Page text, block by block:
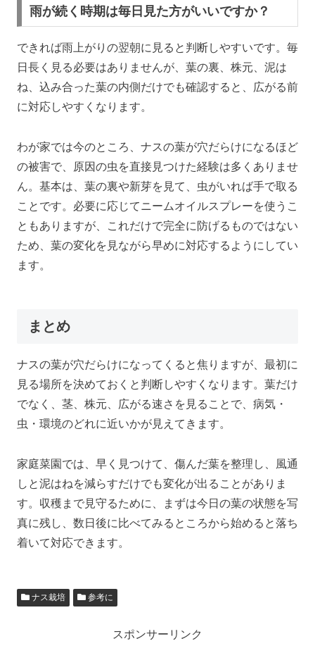
雨が続く時期は毎日見た方がいいですか？
できれば雨上がりの翌朝に見ると判断しやすいです。毎
日長く見る必要はありませんが、葉の裏、株元、泥は
ね、込み合った葉の内側だけでも確認すると、広がる前
に対応しやすくなります。
わが家では今のところ、ナスの葉が穴だらけになるほど
の被害で、原因の虫を直接見つけた経験は多くありませ
ん。基本は、葉の裏や新芽を見て、虫がいれば手で取る
ことです。必要に応じてニームオイルスプレーを使うこ
ともありますが、これだけで完全に防げるものではない
ため、葉の変化を見ながら早めに対応するようにしてい
ます。
まとめ
ナスの葉が穴だらけになってくると焦りますが、最初に
見る場所を決めておくと判断しやすくなります。葉だけ
でなく、茎、株元、広がる速さを見ることで、病気・
虫・環境のどれに近いかが見えてきます。
家庭菜園では、早く見つけて、傷んだ葉を整理し、風通
しと泥はねを減らすだけでも変化が出ることがありま
す。収穫まで見守るために、まずは今日の葉の状態を写
真に残し、数日後に比べてみるところから始めると落ち
着いて対応できます。
ナス栽培 参考に
スポンサーリンク